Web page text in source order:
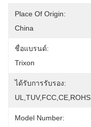
Place Of Origin:
China
ชื่อแบรนด์:
Trixon
ได้รับการรับรอง:
UL,TUV,FCC,CE,ROHS
Model Number: